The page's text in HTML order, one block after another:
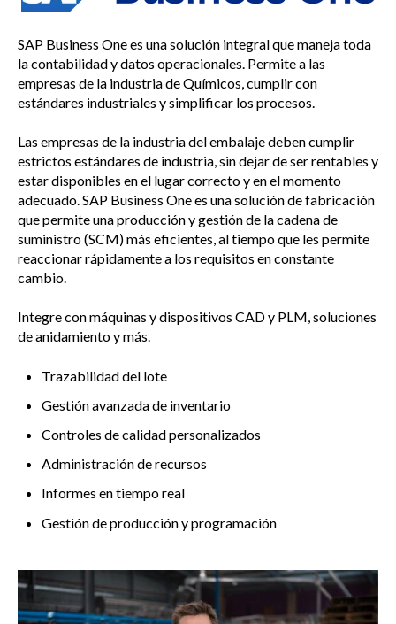
SAP Business One es una solución integral que maneja toda
la contabilidad y datos operacionales. Permite a las
empresas de la industria de Químicos, cumplir con
estándares industriales y simplificar los procesos.
Las empresas de la industria del embalaje deben cumplir
estrictos estándares de industria, sin dejar de ser rentables y
estar disponibles en el lugar correcto y en el momento
adecuado. SAP Business One es una solución de fabricación
que permite una producción y gestión de la cadena de
suministro (SCM) más eficientes, al tiempo que les permite
reaccionar rápidamente a los requisitos en constante
cambio.
Integre con máquinas y dispositivos CAD y PLM, soluciones
de anidamiento y más.
Trazabilidad del lote
Gestión avanzada de inventario
Controles de calidad personalizados
Administración de recursos
Informes en tiempo real
Gestión de producción y programación